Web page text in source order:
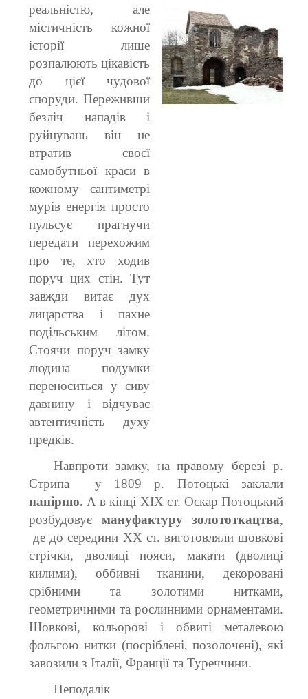
реальністю, але
містичність кожної
історії лише
розпалюють цікавість
до цієї чудової
споруди. Переживши
безліч нападів і
руйнувань він не
втратив своєї
самобутньої краси в
кожному сантиметрі
мурів енергія просто
пульсує прагнучи
передати перехожим
про те, хто ходив
поруч цих стін. Тут
завжди витає дух
лицарства і пахне
подільським літом.
Стоячи поруч замку
людина подумки
переноситься у сиву
давнину і відчуває
автентичність духу
предків.
Навпроти замку, на правому березі р.
Стрипа у 1809 р. Потоцькі заклали
папірню. А в кінці ХІХ ст. Оскар Потоцький
розбудовує мануфактуру золототкацтва,
де до середини ХХ ст. виготовляли шовкові
стрічки, дволиці пояси, макати (дволиці
килими), оббивні тканини, декоровані
срібними та золотими нитками,
геометричними та рослинними орнаментами.
Шовкові, кольорові і обвиті металевою
фольгою нитки (посріблені, позолочені), які
завозили з Італії, Франції та Туреччини.
Неподалік